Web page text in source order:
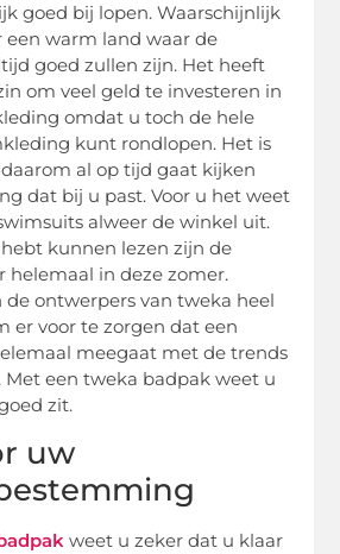
goed bij lopen. Waarschijnlijk
een warm land waar de
goed zullen zijn. Het heeft
om veel geld te investeren in
omdat u toch de hele
kunt rondlopen. Het is
al op tijd gaat kijken
dat bij u past. Voor u het weet
alweer de winkel uit.
kunnen lezen zijn de
helemaal in deze zomer.
ontwerpers van tweka heel
er voor te zorgen dat een
meegaat met de trends
Met een tweka badpak weet u
zit.
uw
weet u zeker dat u klaar